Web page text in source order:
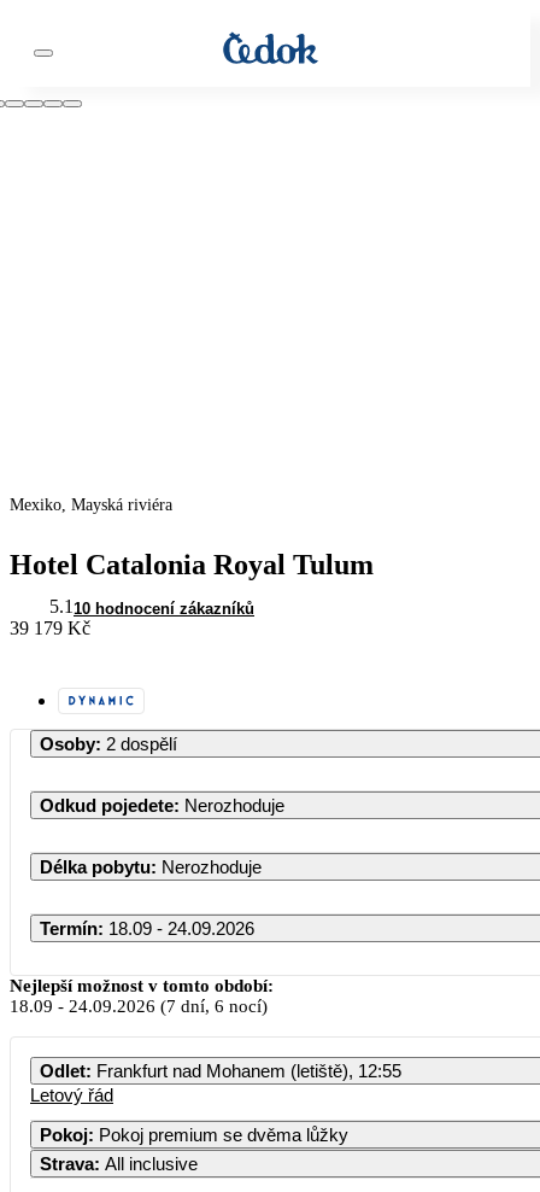
Mexiko, Mayská riviéra
Hotel Catalonia Royal Tulum
5.1 10 hodnocení zákazníků
39 179 Kč
Osoby: 2 dospělí
Odkud pojedete: Nerozhoduje
Délka pobytu: Nerozhoduje
Termín: 18.09 - 24.09.2026
Září 2026
PO ÚT ST ČT PÁ
57 269 41 389 46 829 49 749
Nejlepší možnost v tomto období:
18.09 - 24.09.2026 (7 dní, 6 nocí)
Odlet: Frankfurt nad Mohanem (letiště), 12:55
Letový řád
Pokoj: Pokoj premium se dvěma lůžky
Strava: All inclusive